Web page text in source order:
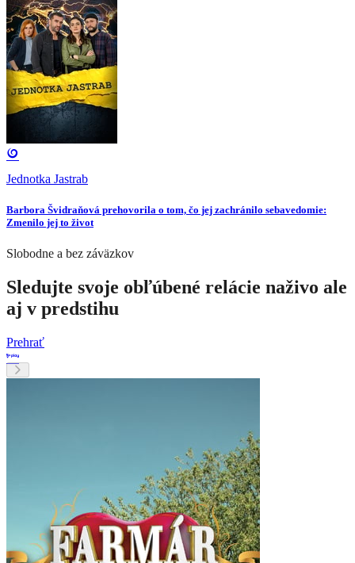
Jednotka Jastrab
Barbora Švidraňová prehovorila o tom, čo jej zachránilo sebavedomie:
Zmenilo jej to život
Slobodne a bez záväzkov
Sledujte svoje obľúbené relácie naživo ale
aj v predstihu
Prehrať